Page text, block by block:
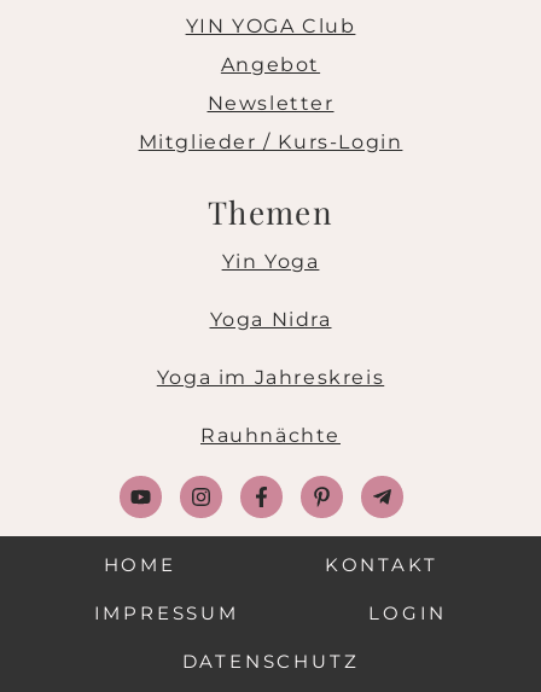
YIN YOGA Club
Angebot
Newsletter
Mitglieder / Kurs-Login
Themen
Yin Yoga
Yoga Nidra
Yoga im Jahreskreis
Rauhnächte
HOME KONTAKT
IMPRESSUM LOGIN
DATENSCHUTZ